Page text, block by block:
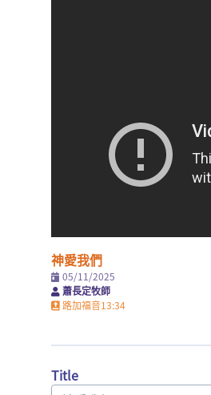
神愛我們
05/11/2025
蕭長定牧師
路加福音13:34
Title